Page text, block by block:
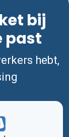
bij
past
hebt,